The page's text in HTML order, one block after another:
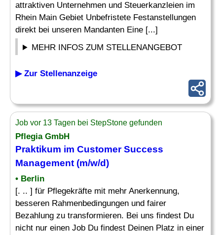
attraktiven Unternehmen und Steuerkanzleien im
Rhein Main Gebiet Unbefristete Festanstellungen
direkt bei unseren Mandanten Eine [...]
MEHR INFOS ZUM STELLENANGEBOT
▶ Zur Stellenanzeige
Job vor 13 Tagen bei StepStone gefunden
Pflegia GmbH
Praktikum im Customer Success
Management (m/w/d)
• Berlin
[. .. ] für Pflegekräfte mit mehr Anerkennung,
besseren Rahmenbedingungen und fairer
Bezahlung zu transformieren. Bei uns findest Du
nicht nur einen Job Du findest Deinen Platz in einer